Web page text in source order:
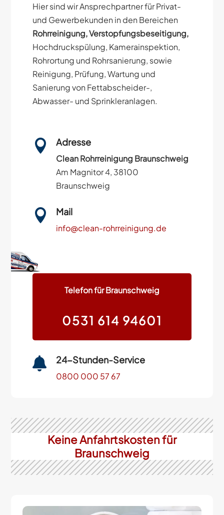
Hier sind wir Ansprechpartner für Privat-
und Gewerbekunden in den Bereichen
Rohrreinigung, Verstopfungsbeseitigung,
Hochdruckspülung, Kamerainspektion,
Rohrortung und Rohrsanierung, sowie
Reinigung, Prüfung, Wartung und
Sanierung von Fettabscheider-,
Abwasser- und Sprinkleranlagen.
 Adresse
Clean Rohrreinigung Braunschweig
Am Magnitor 4, 38100
Braunschweig
 Mail
info@clean-rohrreinigung.de
Telefon für Braunschweig
0531 614 94601
 24-Stunden-Service
0800 000 57 67
Keine Anfahrtskosten für
Braunschweig